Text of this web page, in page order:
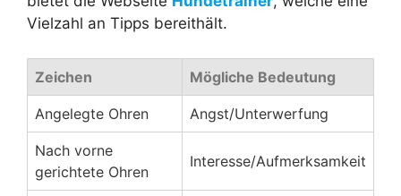
Vielzahl an Tipps bereithält.
Zeichen Mögliche Bedeutung
Angelegte Ohren Angst/Unterwerfung
Nach vorne
gerichtete Ohren
Interesse/Aufmerksamkeit